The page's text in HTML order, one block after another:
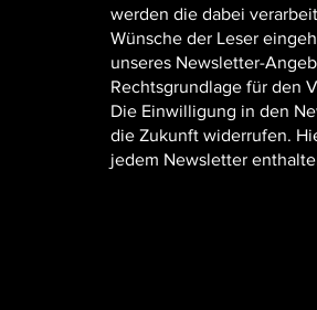
werden die dabei
Wünsche der Leser
unseres Newsletter-
Rechtsgrundlage für den
Die Einwilligung in den
die Zukunft widerrufen.
jedem Newsletter